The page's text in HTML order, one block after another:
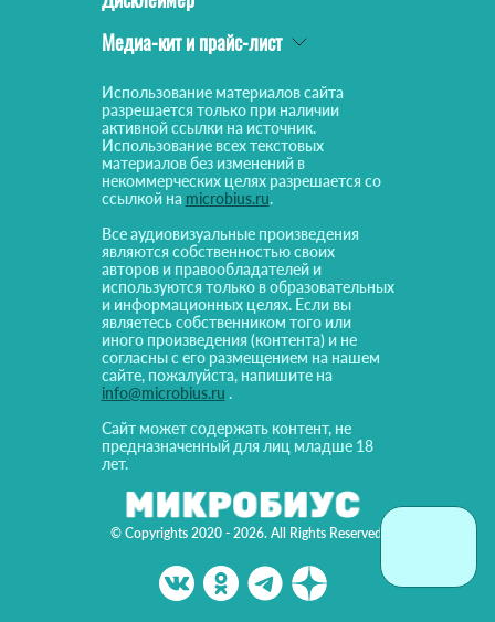
© Copyrights 2020 - 2026. All Rights Reserved!
Медиа-кит и прайс-лист
Использование материалов сайта
разрешается только при наличии
активной ссылки на источник.
Использование всех текстовых
материалов без изменений в
некоммерческих целях разрешается со
ссылкой на microbius.ru.
Все аудиовизуальные произведения
являются собственностью своих
авторов и правообладателей и
используются только в образовательных
и информационных целях. Если вы
являетесь собственником того или
иного произведения (контента) и не
согласны с его размещением на нашем
сайте, пожалуйста, напишите на
info@microbius.ru .
Сайт может содержать контент, не
предназначенный для лиц младше 18
лет.